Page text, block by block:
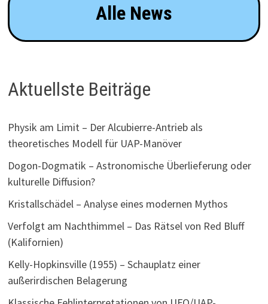
Alle News
Aktuellste Beiträge
Physik am Limit – Der Alcubierre-Antrieb als
theoretisches Modell für UAP-Manöver
Dogon-Dogmatik – Astronomische Überlieferung oder
kulturelle Diffusion?
Kristallschädel – Analyse eines modernen Mythos
Verfolgt am Nachthimmel – Das Rätsel von Red Bluff
(Kalifornien)
Kelly-Hopkinsville (1955) – Schauplatz einer
außerirdischen Belagerung